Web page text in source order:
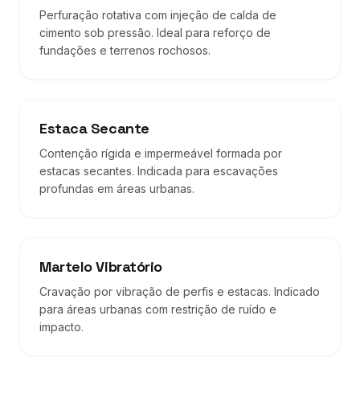
Perfuração rotativa com injeção de calda de
cimento sob pressão. Ideal para reforço de
fundações e terrenos rochosos.
Estaca Secante
Contenção rígida e impermeável formada por
estacas secantes. Indicada para escavações
profundas em áreas urbanas.
Martelo Vibratório
Cravação por vibração de perfis e estacas. Indicado
para áreas urbanas com restrição de ruído e
impacto.